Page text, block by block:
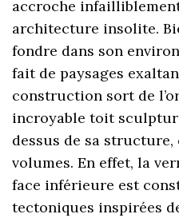
accroche
architecture insolite.
fondre dans son
fait de paysages
construction sort de
incroyable toit
dessus de sa structure,
volumes. En effet, la
face inférieure est
tectoniques inspirées